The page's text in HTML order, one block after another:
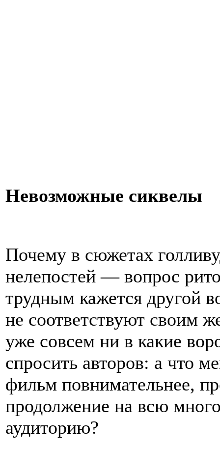
Невозможные сиквелы
Почему в сюжетах
нелепостей — вопрос
трудным кажется другой
не соответствуют своим
уже совсем ни в какие
спросить авторов: а что
фильм повнимательнее,
продолжение на всю
аудиторию?